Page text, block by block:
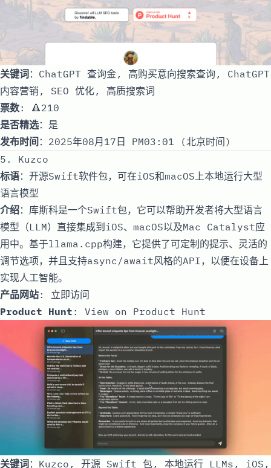
关键词：ChatGPT 查询金, 高购买意向搜索查询, ChatGPT
内容营销, SEO 优化, 高质搜索词
票数: 🔺210
是否精选：是
发布时间 ：2025年08月17日 PM03:01 (北京时间)
5. Kuzco
标语：开源Swift软件包，可在iOS和macOS上本地运行大型
语言模型
介绍：库斯科是一个Swift包，它可以帮助开发者将大型语言
模型（LLM）直接集成到iOS、macOS以及Mac Catalyst应
用中。基于llama.cpp构建，它提供了可定制的提示、灵活的
调节选项，并且支持async/await风格的API，以便在设备上
实现人工智能。
产品网站: 立即访问
Product Hunt : View on Product Hunt
关键词：Kuzco, 开源 Swift 包, 本地运行 LLMs, iOS,